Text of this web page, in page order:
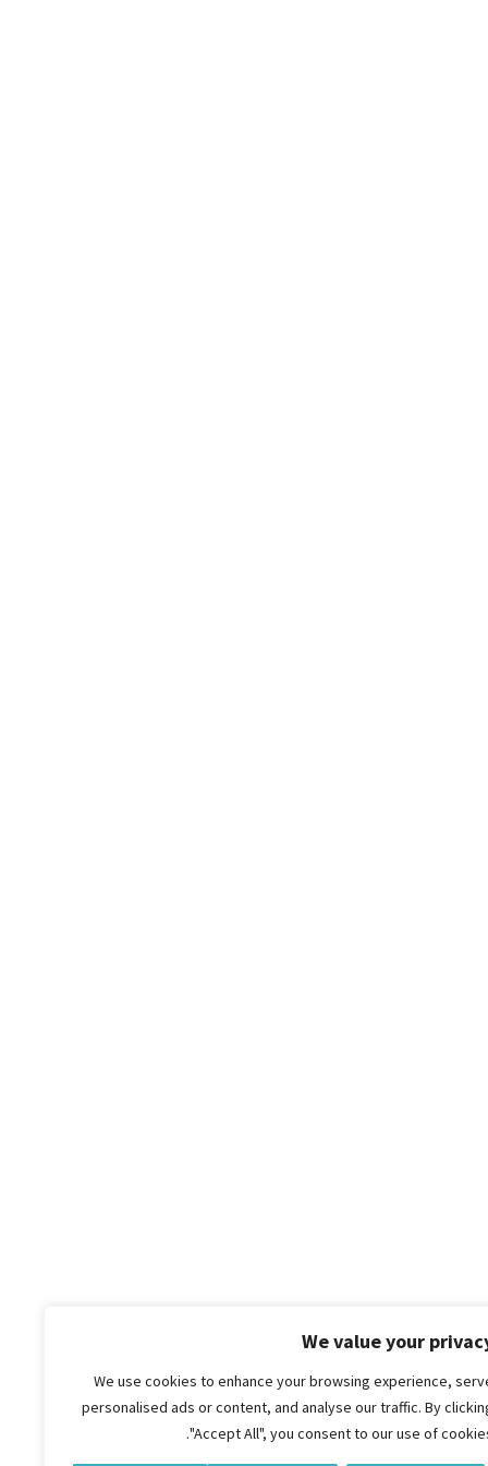
We value your
We use cookies to enhance your browsing experience,
personalised ads or content, and analyse our traffic. By
"Accept All", you consent to our use of